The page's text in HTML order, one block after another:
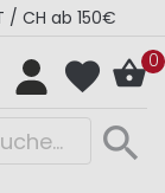
/ CH ab 150€
0